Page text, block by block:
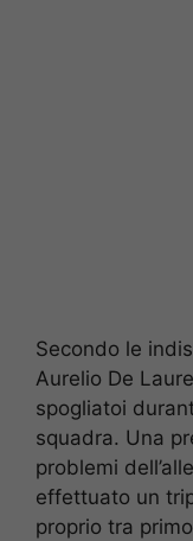
Secondo le
Aurelio De
spogliatoi
squadra. Una
problemi
effettuato un
proprio tra